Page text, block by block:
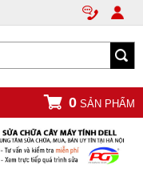
0 SẢN PHẨM